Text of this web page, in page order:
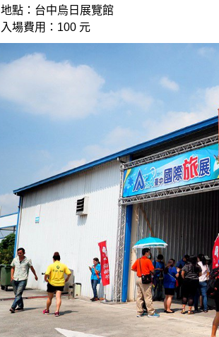
地點：台中烏日展覽館
入場費用：100 元